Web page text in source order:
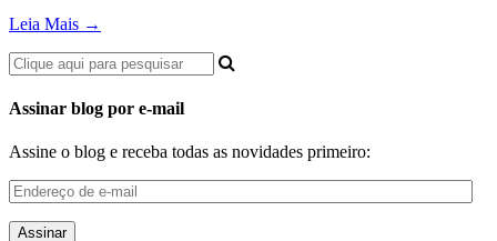
Leia Mais →
Assinar blog por e-mail
Assine o blog e receba todas as novidades primeiro:
Endereço
de
e-